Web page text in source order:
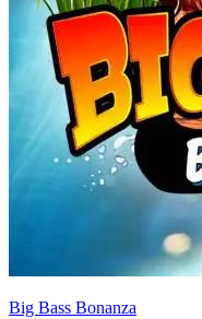
Big Bass Bonanza